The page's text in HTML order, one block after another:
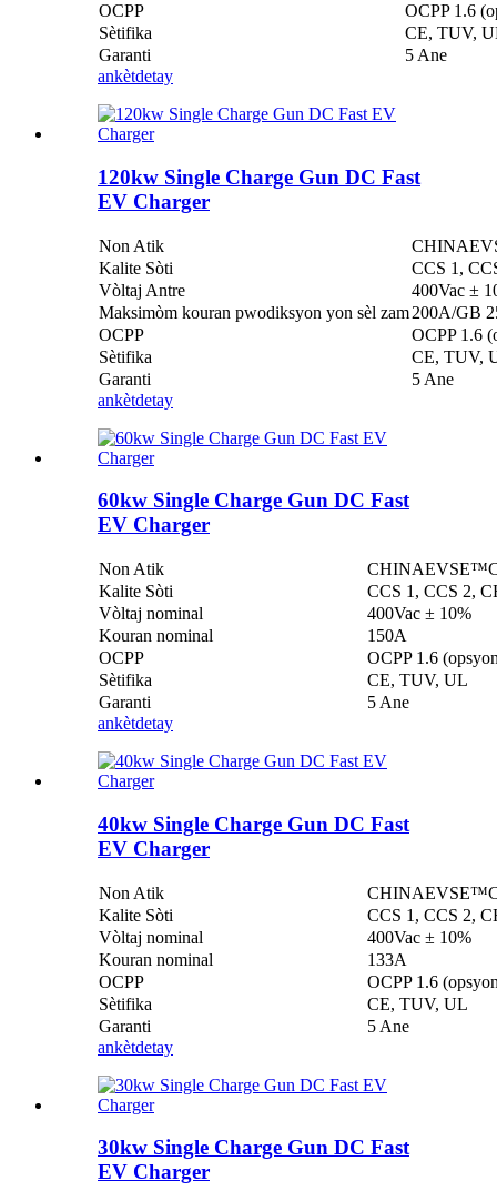
OCPP
OCPP 1.6
Sètifika
CE, TUV,
Garanti
5 Ane
ankètdetay
120kw Single Charge Gun DC Fast
EV Charger
Non Atik
Kalite Sòti
CCS 1,
Vòltaj Antre
400Vac ±
Maksimòm kouran pwodiksyon yon sèl zam200A/GB
OCPP
OCPP 1.6
Sètifika
CE, TUV,
Garanti
5 Ane
ankètdetay
60kw Single Charge Gun DC Fast
EV Charger
Non Atik
Kalite Sòti
CCS 1, CCS 2,
Vòltaj nominal
400Vac ± 10%
Kouran nominal
150A
OCPP
OCPP 1.6
Sètifika
CE, TUV, UL
Garanti
5 Ane
ankètdetay
40kw Single Charge Gun DC Fast
EV Charger
Non Atik
Kalite Sòti
CCS 1, CCS 2,
Vòltaj nominal
400Vac ± 10%
Kouran nominal
133A
OCPP
OCPP 1.6
Sètifika
CE, TUV, UL
Garanti
5 Ane
ankètdetay
30kw Single Charge Gun DC Fast
EV Charger